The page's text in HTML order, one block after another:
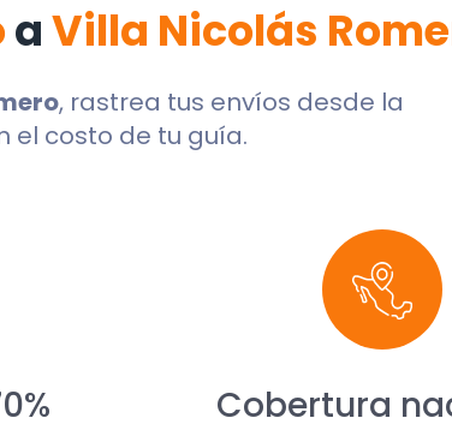
aVilla Nicolás
, rastrea tus envíos desde la
el costo de tu guía.
Cobertura